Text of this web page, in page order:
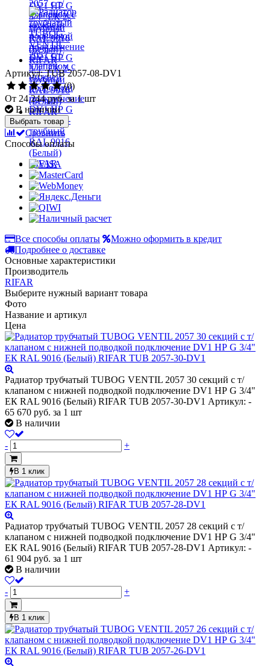
Артикул: TUB 2057-08-DV1
(0)
От 24 244 руб.за 1 шт
В наличии
Выбрать товар
Сравнить
Способы оплаты
Все способы оплаты
Можно оформить в кредит
Подробнее о доставке
Основные характеристики
Производитель
RIFAR
Выберите нужный вариант товара
Фото
Название и артикул
Цена
Радиатор трубчатый TUBOG VENTIL 2057 30 секций с т/
клапаном с нижней подводкой подключение DV1 НР G 3/4"
ЕК RAL 9016 (Белый) RIFAR TUB 2057-30-DV1 Артикул: -
65 670 руб. за 1 шт
В наличии
- +
В 1 клик
Радиатор трубчатый TUBOG VENTIL 2057 28 секций с т/
клапаном с нижней подводкой подключение DV1 НР G 3/4"
ЕК RAL 9016 (Белый) RIFAR TUB 2057-28-DV1 Артикул: -
61 904 руб. за 1 шт
В наличии
- +
В 1 клик